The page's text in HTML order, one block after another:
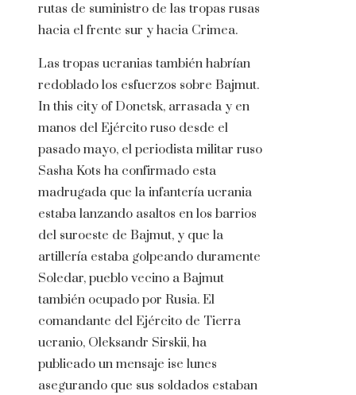
rutas de suministro de las tropas rusas
hacia el frente sur y hacia Crimea.
Las tropas ucranias también habrían
redoblado los esfuerzos sobre Bajmut.
In this city of Donetsk, arrasada y en
manos del Ejército ruso desde el
pasado mayo, el periodista militar ruso
Sasha Kots ha confirmado esta
madrugada que la infantería ucrania
estaba lanzando asaltos en los barrios
del suroeste de Bajmut, y que la
artillería estaba golpeando duramente
Soledar, pueblo vecino a Bajmut
también ocupado por Rusia. El
comandante del Ejército de Tierra
ucranio, Oleksandr Sirskii, ha
publicado un mensaje ise lunes
asegurando que sus soldados estaban